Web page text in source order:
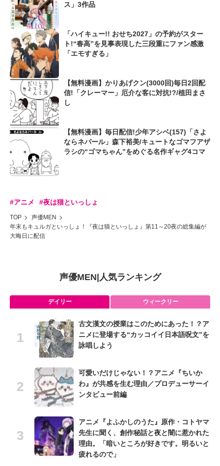
ス」3作品
「ハイキュー!! おせち2027」の予約がスター
ト!“春高”を見事表現した三段重にファン感激
「エモすぎる」
【無料漫画】かりあげクン(3000回)毎日2回配
信!「クレーマー」厄介な客に対抗!?/植田まさ
し
【無料漫画】毎日配信!少年アシベ(157)「さよ
ならネパール」森下裕美/キュートなゴマフアザ
ラシの“ゴマちゃん”をめぐる名作ギャグ4コマ
#アニメ #夜は猫といっしょ
TOP
声優MEN
年末もキュルガといっしょ！『夜は猫といっしょ』第11～20夜の総集編が
大晦日に配信
声優MEN 人気ランキング
デイリー ウィークリー
古文漢文の授業はこのためにあった！？ア
ニメに登場する“カッコイイ日本語呪文”を
詠唱しよう
可愛いだけじゃない！？アニメ『ちいか
わ』が共感を生む理由／プロデューサーイ
ンタビュー前編
アニメ『よふかしのうた』原作・コトヤマ
先生に聞く、創作秘話と夜と闇に惹かれた
理由。「暗いところが好きです。明るいと
疲れるので」